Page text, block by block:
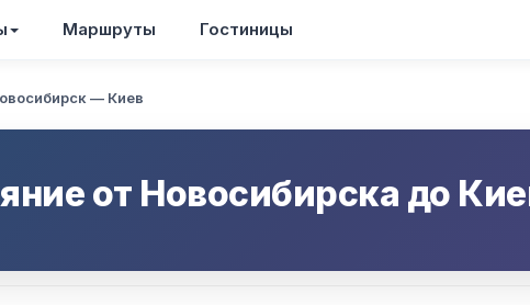
Маршруты Гостиницы
— Киев
от Новосибирска до